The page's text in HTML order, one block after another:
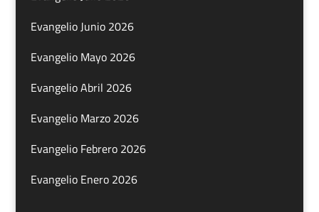
Evangelio Junio 2026
Evangelio Mayo 2026
Evangelio Abril 2026
Evangelio Marzo 2026
Evangelio Febrero 2026
Evangelio Enero 2026